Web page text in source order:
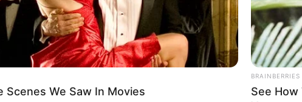
#BackenMitLiebe #fblifestyle
Scenes We Saw In Movies
BRAINBERRIES
See